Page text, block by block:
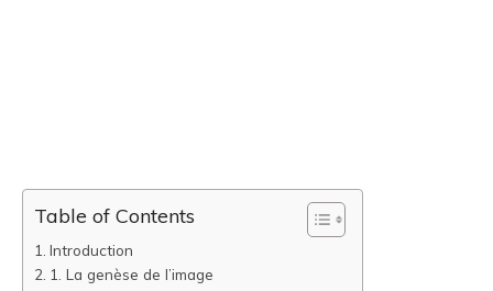
Table of Contents
Introduction
1. La genèse de l’image